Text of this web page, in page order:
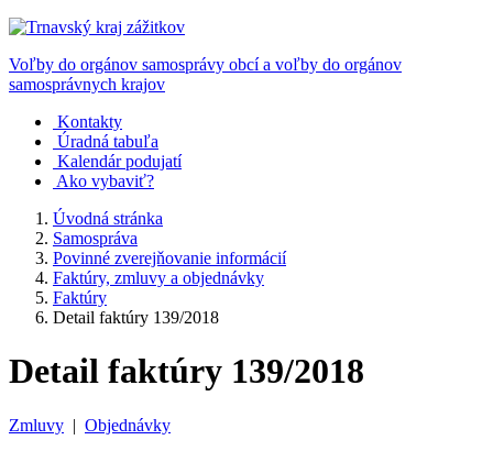
Voľby do orgánov samosprávy obcí a voľby do orgánov
samosprávnych krajov
Kontakty
Úradná tabuľa
Kalendár podujatí
Ako vybaviť?
Úvodná stránka
Samospráva
Povinné zverejňovanie informácií
Faktúry, zmluvy a objednávky
Faktúry
Detail faktúry 139/2018
Detail faktúry 139/2018
Zmluvy | Objednávky